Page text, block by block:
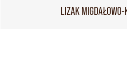
LIZAK MIGDAŁOWO-